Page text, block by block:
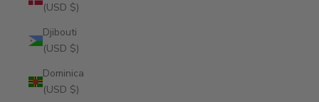
(USD $)
Djibouti
(USD $)
Dominica
(USD $)